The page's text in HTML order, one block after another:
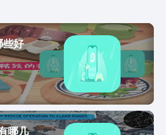
需要完成主线任务，这样的话能
级，并且还可以解锁更多的功能。
日常的副本，其实玩家在挑战副本
经验值跟资源，这样能够有效的提
游戏的核心系统是月灵，玩家可
且将月灵培养的能力更强，然后跟
这个游戏里面所涉及到的月灵是比
不同的技能属性，玩家在战斗的时
灵。游戏里面的装备品质有多个等
话，它所面临的属性就会越强。对
好
哪几